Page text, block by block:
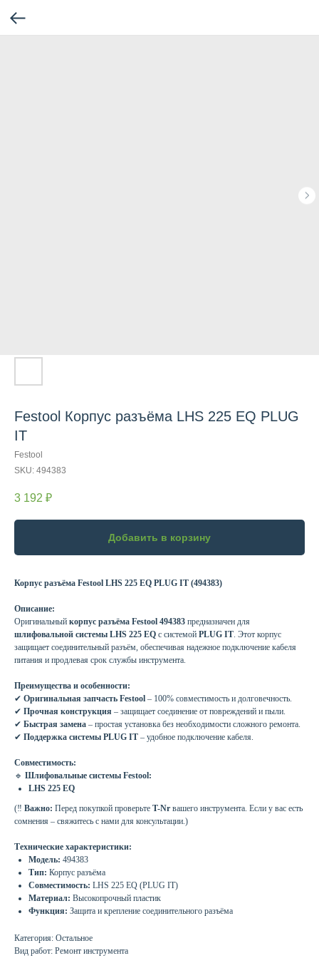
Festool Корпус разъёма LHS 225 EQ PLUG
IT
Festool
SKU: 494383
3 192 ₽
Добавить в корзину
Корпус разъёма Festool LHS 225 EQ PLUG IT (494383)
Описание:
Оригинальный корпус разъёма Festool 494383 предназначен для
шлифовальной системы LHS 225 EQ с системой PLUG IT. Этот корпус
защищает соединительный разъём, обеспечивая надежное подключение кабеля
питания и продлевая срок службы инструмента.
Преимущества и особенности:
✔ Оригинальная запчасть Festool – 100% совместимость и долговечность.
✔ Прочная конструкция – защищает соединение от повреждений и пыли.
✔ Быстрая замена – простая установка без необходимости сложного ремонта.
✔ Поддержка системы PLUG IT – удобное подключение кабеля.
Совместимость:
🔹 Шлифовальные системы Festool:
LHS 225 EQ
(‼ Важно: Перед покупкой проверьте T-Nr вашего инструмента. Если у вас есть
сомнения – свяжитесь с нами для консультации.)
Технические характеристики:
Модель: 494383
Тип: Корпус разъёма
Совместимость: LHS 225 EQ (PLUG IT)
Материал: Высокопрочный пластик
Функция: Защита и крепление соединительного разъёма
Категория: Остальное
Вид работ: Ремонт инструмента